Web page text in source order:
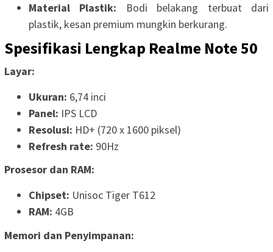
Material Plastik: Bodi belakang terbuat dari
plastik, kesan premium mungkin berkurang.
Spesifikasi Lengkap Realme Note 50
Layar:
Ukuran: 6,74 inci
Panel: IPS LCD
Resolusi: HD+ (720 x 1600 piksel)
Refresh rate: 90Hz
Prosesor dan RAM:
Chipset: Unisoc Tiger T612
RAM: 4GB
Memori dan Penyimpanan: